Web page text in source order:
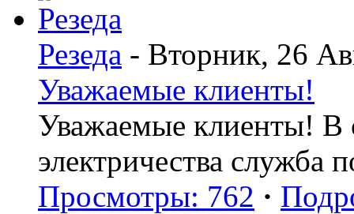
Резеда - Вторник, 26
Уважаемые клиенты!
Уважаемые клиенты! В
электричества служба
Просмотры: 762 ·